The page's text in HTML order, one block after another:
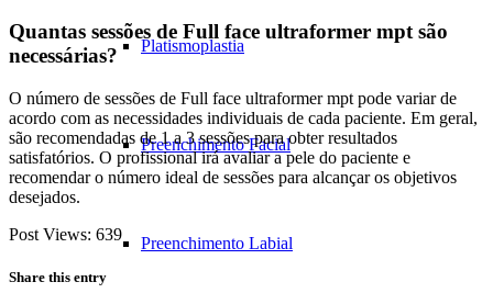
Platismoplastia
Preenchimento Facial
Preenchimento Labial
Quantas sessões de Full face ultraformer mpt são
necessárias?
O número de sessões de Full face ultraformer mpt pode variar de
acordo com as necessidades individuais de cada paciente. Em geral,
são recomendadas de 1 a 3 sessões para obter resultados
satisfatórios. O profissional irá avaliar a pele do paciente e
recomendar o número ideal de sessões para alcançar os objetivos
desejados.
Post Views: 639
Share this entry